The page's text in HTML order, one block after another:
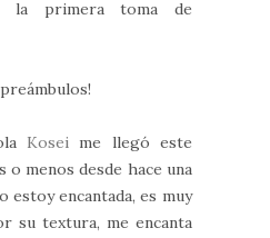
la primera toma de
Kosei me llegó este
o menos desde hace una
estoy encantada, es muy
su textura, me encanta